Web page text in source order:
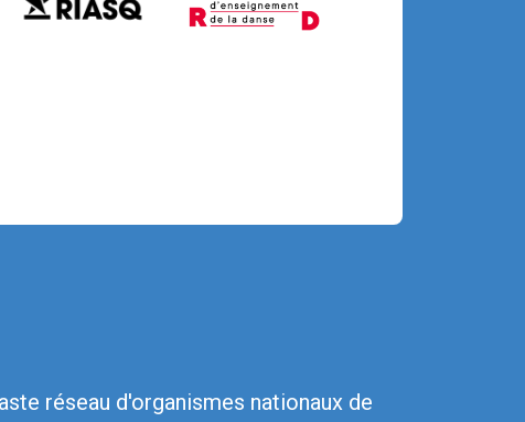
réseau d'organismes nationaux de